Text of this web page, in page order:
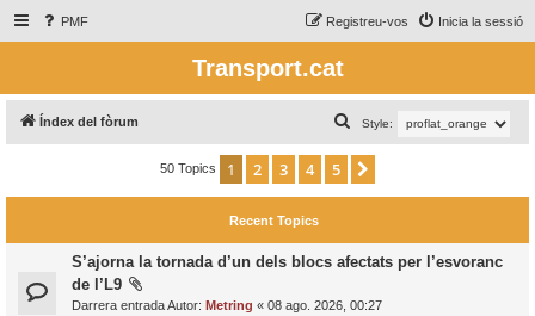
PMF Inicia la sessió
Registreu-vos
Transport.cat
Índex del fòrum Style:
e
50 Topics 1 2 3 4 5
Recent Topics
S’ajorna la tornada d’un dels blocs afectats per l’esvoranc
de l’L9
Darrera entrada Autor: Metring « 08 ago. 2026, 00:27